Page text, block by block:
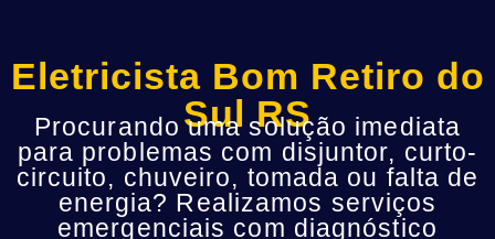
Eletricista Bom Retiro do
Sul RS
Procurando uma solução imediata
para problemas com disjuntor, curto-
circuito, chuveiro, tomada ou falta de
energia? Realizamos serviços
emergenciais com diagnóstico